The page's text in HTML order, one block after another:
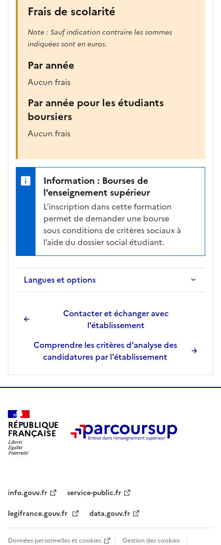
Frais de scolarité
Note : Sauf indication contraire les sommes
indiquées sont en euros.
Par année
Aucun frais
Par année pour les étudiants
boursiers
Aucun frais
Information : Bourses de
l'enseignement supérieur
L’inscription dans cette formation
permet de demander une bourse
sous conditions de critères sociaux à
l’aide du dossier social étudiant.
Langues et options
Contacter et échanger avec
l'établissement
Comprendre les critères d'analyse des
candidatures par l'établissement
RÉPUBLIQUE
FRANÇAISE
info.gouv.fr
service-public.fr
legifrance.gouv.fr
data.gouv.fr
Données personnelles et cookies Gestion des cookies